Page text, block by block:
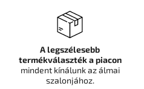
A legszélesebb
termékválaszték a piacon
mindent kínálunk az álmai
szalonjához.